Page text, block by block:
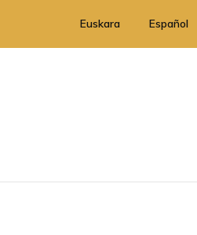
Euskara Español